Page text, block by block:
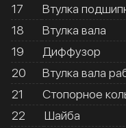
17
Втулка
18
Втулка вала
19
Диффузор
20
Втулка вала
21
Стопорное
22
Шайба